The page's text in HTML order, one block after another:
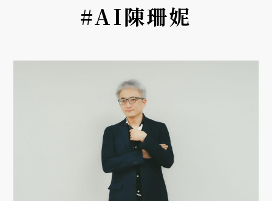
#AI陳珊妮